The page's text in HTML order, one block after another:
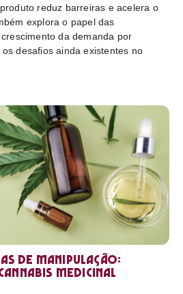
reduz barreiras e acelera o
explora o papel das
da demanda por
desafios ainda existentes no
de manipulação:
medicinal